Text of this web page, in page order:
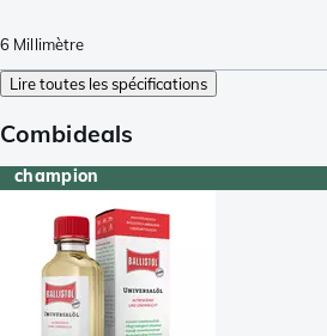
6 Millimètre
Lire toutes les spécifications
Combideals
champion